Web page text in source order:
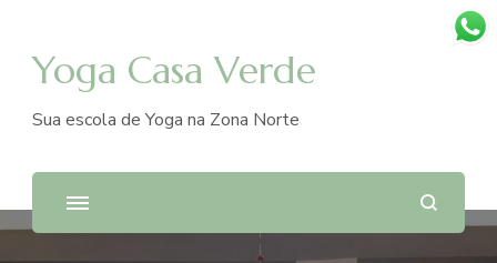
Yoga Casa Verde
Sua escola de Yoga na Zona Norte